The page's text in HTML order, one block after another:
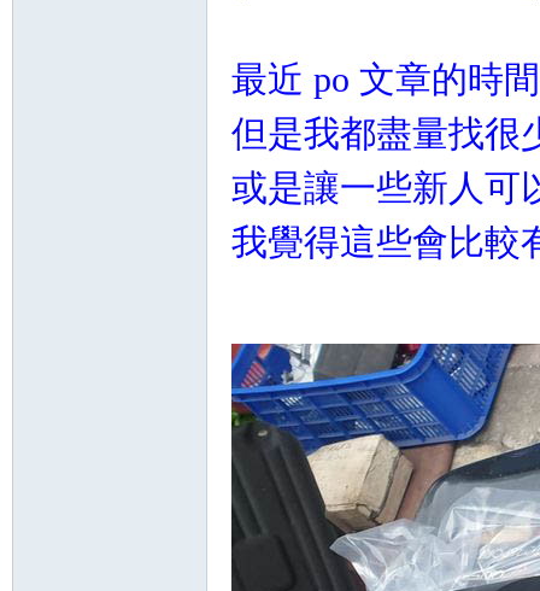
最近 po 文章的時
但是我都盡量找很
或是讓一些新人可
我覺得這些會比較